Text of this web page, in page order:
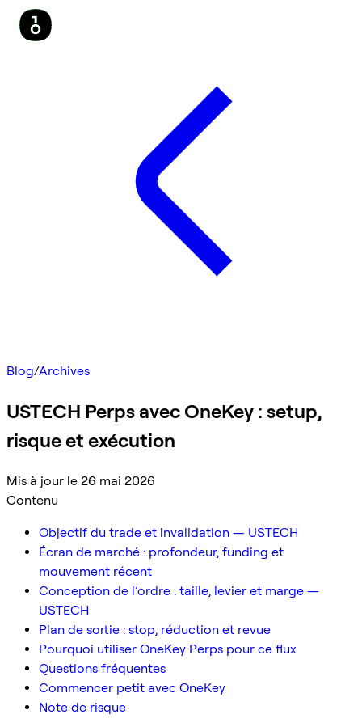
Blog/Archives
USTECH Perps avec OneKey : setup,
risque et exécution
Mis à jour le 26 mai 2026
Contenu
Objectif du trade et invalidation — USTECH
Écran de marché : profondeur, funding et
mouvement récent
Conception de l’ordre : taille, levier et marge —
USTECH
Plan de sortie : stop, réduction et revue
Pourquoi utiliser OneKey Perps pour ce flux
Questions fréquentes
Commencer petit avec OneKey
Note de risque